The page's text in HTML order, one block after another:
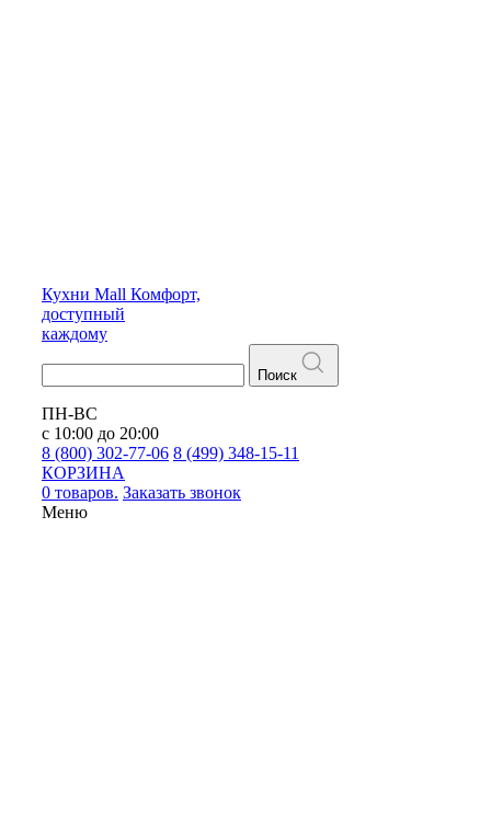
Кухни Mall Комфорт,
доступный
каждому
Поиск
ПН-ВС
с 10:00 до 20:00
8 (800) 302-77-06 8 (499) 348-15-11
КОРЗИНА
0 товаров. Заказать звонок
Меню